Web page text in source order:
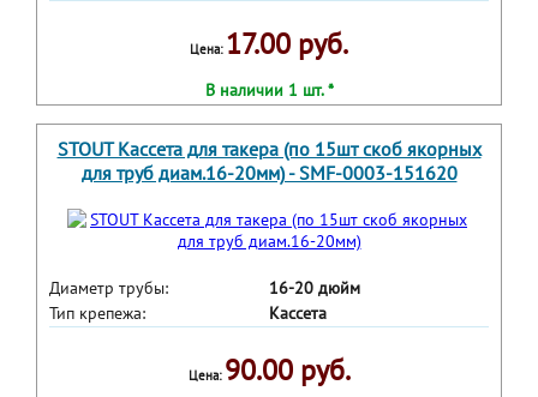
Цена: 17.00 руб.
В наличии 1 шт. *
STOUT Кассета для такера (по 15шт скоб якорных
для труб диам.16-20мм) - SMF-0003-151620
Диаметр трубы:
16-20 дюйм
Тип крепежа:
Кассета
Цена: 90.00 руб.